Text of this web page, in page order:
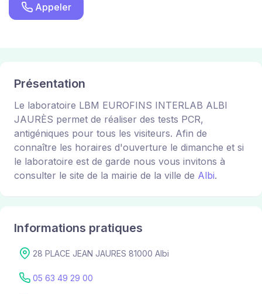
Appeler
Présentation
Le laboratoire LBM EUROFINS INTERLAB ALBI
JAURÈS permet de réaliser des tests PCR,
antigéniques pour tous les visiteurs. Afin de
connaître les horaires d'ouverture le dimanche et si
le laboratoire est de garde nous vous invitons à
consulter le site de la mairie de la ville de Albi.
Informations pratiques
28 PLACE JEAN JAURES 81000 Albi
05 63 49 29 00